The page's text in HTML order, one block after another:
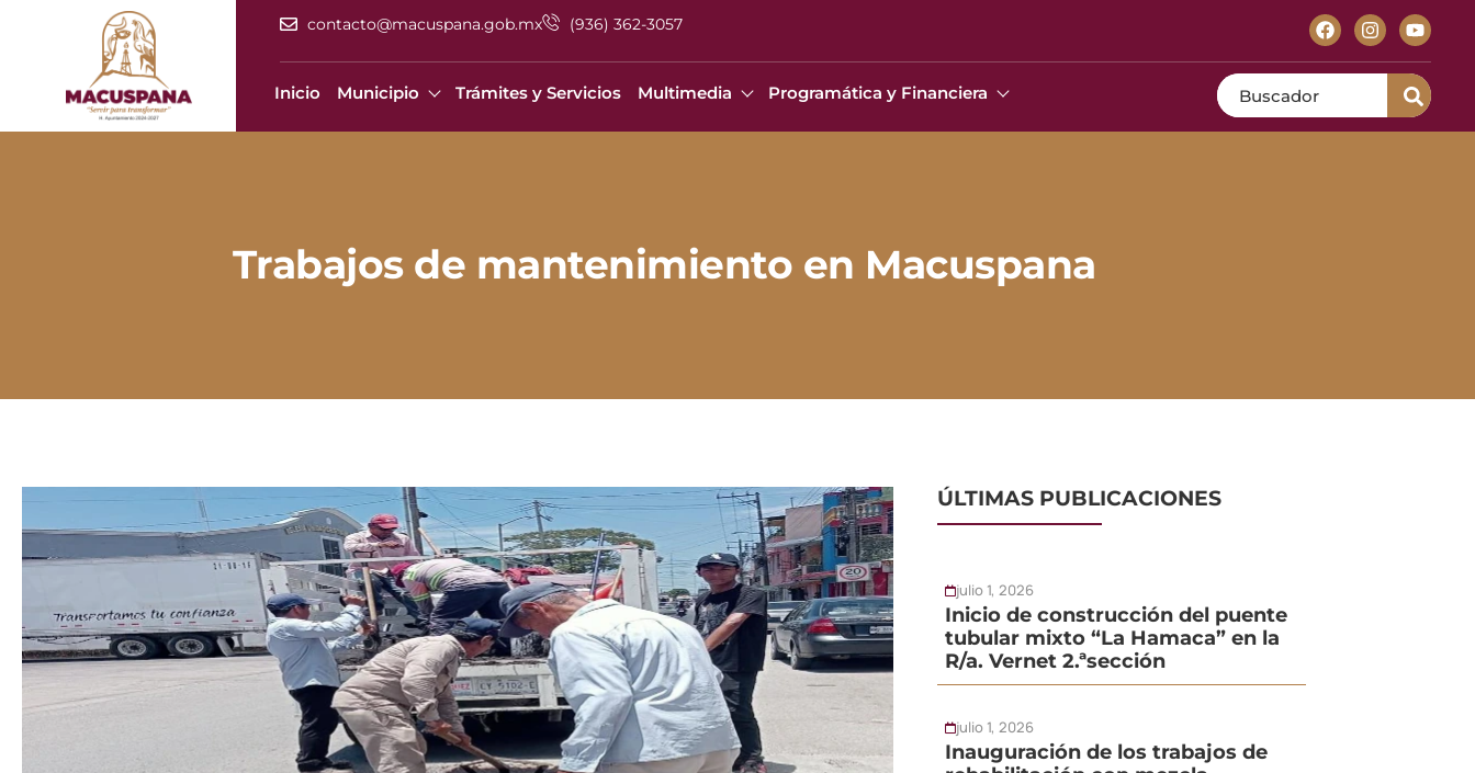
contacto@macuspana.gob.mx (936) 362-3057
Inicio Municipio Trámites y Servicios Multimedia Programática y Financiera
Search
Trabajos de mantenimiento en Macuspana
ÚLTIMAS PUBLICACIONES
julio 1, 2026
Inicio de construcción del puente
tubular mixto “La Hamaca” en la
R/a. Vernet 2.ªsección
julio 1, 2026
Inauguración de los trabajos de